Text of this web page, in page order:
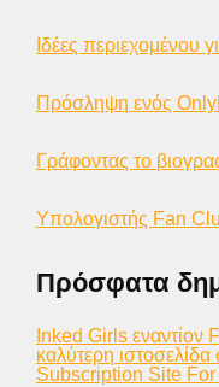
Ιδέες περιεχομένου
Πρόσληψη ενός
Γράφοντας το
Υπολογιστής Fan
Πρόσφατα
Inked Girls
καλύτερη
Subscription Site For